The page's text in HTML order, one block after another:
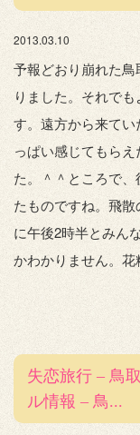
2013.03.10
予報どおり崩れた
りました。それで
す。遠方から来て
っぱい感じてもら
た。＾＾ところで
たものですね。飛
に午後2時半とみん
かわかりません。花
失恋旅行 – 鳥
ル情報 – 鳥...